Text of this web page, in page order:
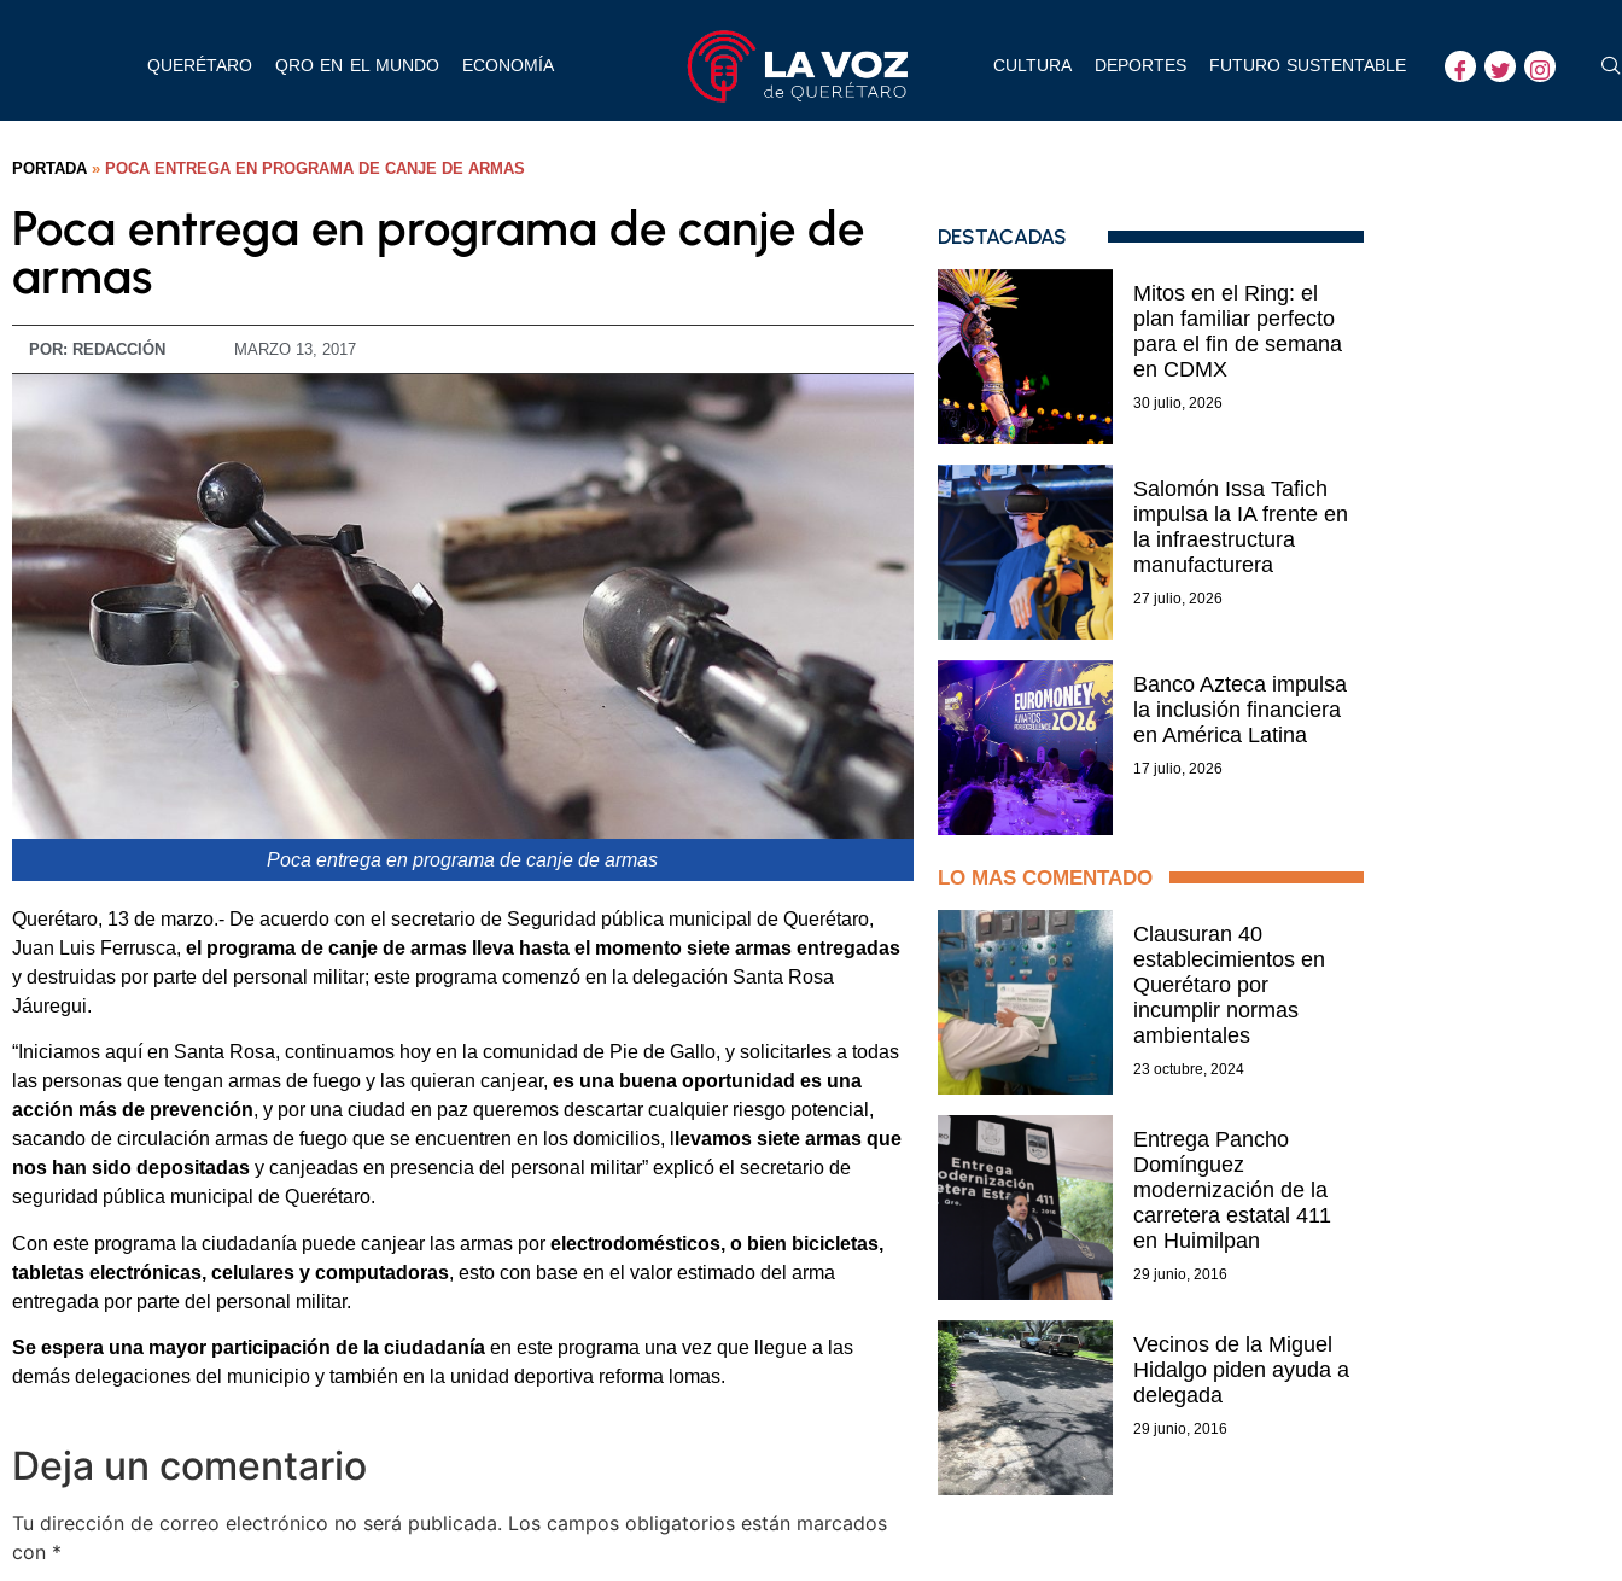
QUERÉTARO QRO EN EL MUNDO ECONOMÍA CULTURA DEPORTES FUTURO SUSTENTABLE
PORTADA » POCA ENTREGA EN PROGRAMA DE CANJE DE ARMAS
Poca entrega en programa de canje de
armas
POR: REDACCIÓN MARZO 13, 2017
Poca entrega en programa de canje de armas
Querétaro, 13 de marzo.- De acuerdo con el secretario de Seguridad pública municipal de Querétaro,
Juan Luis Ferrusca, el programa de canje de armas lleva hasta el momento siete armas entregadas
y destruidas por parte del personal militar; este programa comenzó en la delegación Santa Rosa
Jáuregui.
“Iniciamos aquí en Santa Rosa, continuamos hoy en la comunidad de Pie de Gallo, y solicitarles a todas
las personas que tengan armas de fuego y las quieran canjear, es una buena oportunidad es una
acción más de prevención, y por una ciudad en paz queremos descartar cualquier riesgo potencial,
sacando de circulación armas de fuego que se encuentren en los domicilios, l
levamos siete armas que
nos han sido depositadas y canjeadas en presencia del personal militar” explicó el secretario de
seguridad pública municipal de Querétaro.
Con este programa la ciudadanía puede canjear las armas por electrodomésticos, o bien bicicletas,
tabletas electrónicas, celulares y computadoras, esto con base en el valor estimado del arma
entregada por parte del personal militar.
Se espera una mayor participación de la ciudadanía en este programa una vez que llegue a las
demás delegaciones del municipio y también en la unidad deportiva reforma lomas.
Deja un comentario
Tu dirección de correo electrónico no será publicada. Los campos obligatorios están marcados
con *
DESTACADAS
Mitos en el Ring: el
plan familiar perfecto
para el fin de semana
en CDMX
30 julio, 2026
Salomón Issa Tafich
impulsa la IA frente en
la infraestructura
manufacturera
27 julio, 2026
Banco Azteca impulsa
la inclusión financiera
en América Latina
17 julio, 2026
LO MAS COMENTADO
Clausuran 40
establecimientos en
Querétaro por
incumplir normas
ambientales
23 octubre, 2024
Entrega Pancho
Domínguez
modernización de la
carretera estatal 411
en Huimilpan
29 junio, 2016
Vecinos de la Miguel
Hidalgo piden ayuda a
delegada
29 junio, 2016